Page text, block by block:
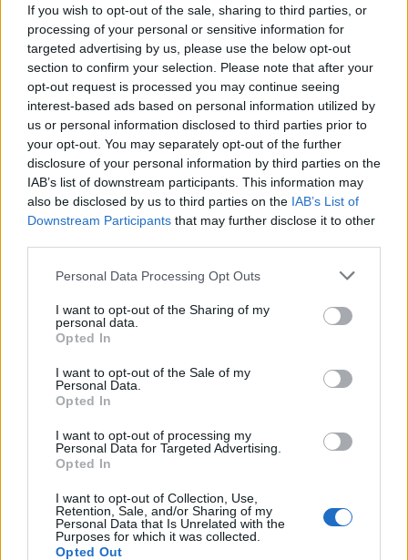
If you wish to opt-out of the sale, sharing to third parties, or
processing of your personal or sensitive information for
targeted advertising by us, please use the below opt-out
section to confirm your selection. Please note that after your
opt-out request is processed you may continue seeing
interest-based ads based on personal information utilized by
us or personal information disclosed to third parties prior to
your opt-out. You may separately opt-out of the further
disclosure of your personal information by third parties on the
IAB’s list of downstream participants. This information may
also be disclosed by us to third parties on the IAB’s List of
Downstream Participants that may further disclose it to other
Personal Data Processing Opt Outs
I want to opt-out of the Sharing of my
personal data.
Opted In
I want to opt-out of the Sale of my
Personal Data.
Opted In
I want to opt-out of processing my
Personal Data for Targeted Advertising.
Opted In
I want to opt-out of Collection, Use,
Retention, Sale, and/or Sharing of my
Personal Data that Is Unrelated with the
Purposes for which it was collected.
Opted Out
σύζυγος των θυμάτων στο τροχαίο στις Σέρρες
15:11
Επίσκεψη του Δημάρχου του Δήμου Σαρωνικού στο
ΕΛ.ΚΕ.Θ.Ε. στην Ανάβυσσο
15:08
Φεστιβάλ Κινηματογράφου Χανίων: Δύο εκθέσεις με
ελεύθερη είσοδο στο Μεγάλο Αρσενάλι
15:05
Με τη MINOAN LINES, το ταξίδι έχει γεύση — και τιμές
της Μόσχας
ΕΛΜΕΠΑ: Και σε ηλεκτρονική έκδοση τα πρακτικά του
συνεδρίου για τη Ρένα Κυριακού
Ομάδα μεταναστών εντοπίστηκαν στον Άγιο Ιωάννη, στα
Καπετανιανά
Θέουτα: Ταυτοποιούν τα θύματα της μαζικής εισροής